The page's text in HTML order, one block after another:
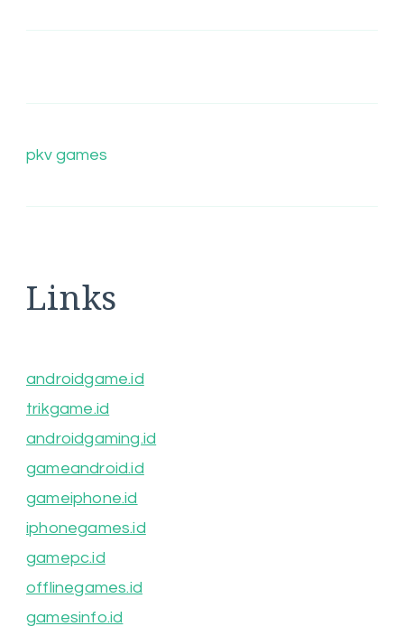
pkv games
Links
androidgame.id
trikgame.id
androidgaming.id
gameandroid.id
gameiphone.id
iphonegames.id
gamepc.id
offlinegames.id
gamesinfo.id